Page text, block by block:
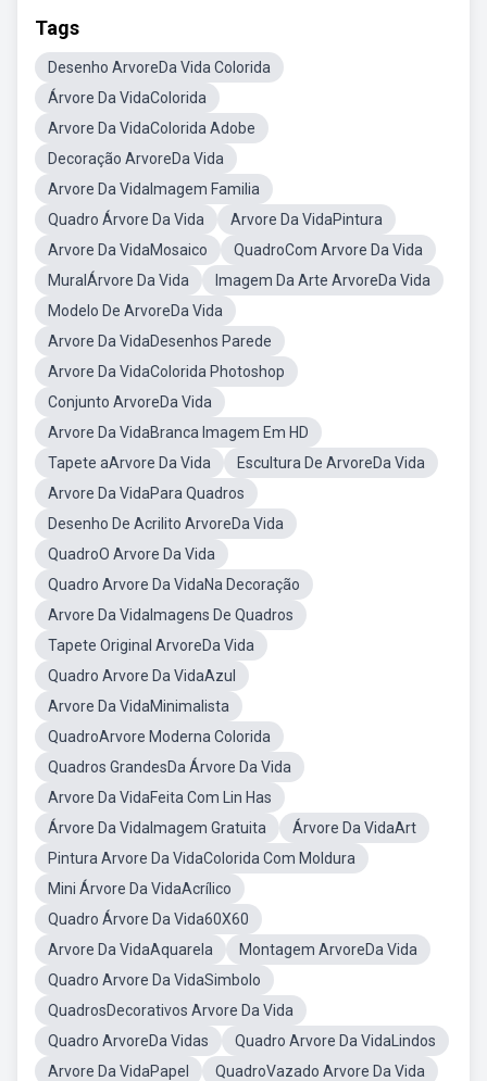
Tags
Desenho ArvoreDa Vida Colorida
Árvore Da VidaColorida
Arvore Da VidaColorida Adobe
Decoração ArvoreDa Vida
Arvore Da VidaImagem Familia
Quadro Árvore Da Vida
Arvore Da VidaPintura
Arvore Da VidaMosaico
QuadroCom Arvore Da Vida
MuralÁrvore Da Vida
Imagem Da Arte ArvoreDa Vida
Modelo De ArvoreDa Vida
Arvore Da VidaDesenhos Parede
Arvore Da VidaColorida Photoshop
Conjunto ArvoreDa Vida
Arvore Da VidaBranca Imagem Em HD
Tapete aArvore Da Vida
Escultura De ArvoreDa Vida
Arvore Da VidaPara Quadros
Desenho De Acrilito ArvoreDa Vida
QuadroO Arvore Da Vida
Quadro Arvore Da VidaNa Decoração
Arvore Da VidaImagens De Quadros
Tapete Original ArvoreDa Vida
Quadro Arvore Da VidaAzul
Arvore Da VidaMinimalista
QuadroArvore Moderna Colorida
Quadros GrandesDa Árvore Da Vida
Arvore Da VidaFeita Com Lin Has
Árvore Da VidaImagem Gratuita
Árvore Da VidaArt
Pintura Arvore Da VidaColorida Com Moldura
Mini Árvore Da VidaAcrílico
Quadro Árvore Da Vida60X60
Arvore Da VidaAquarela
Montagem ArvoreDa Vida
Quadro Arvore Da VidaSimbolo
QuadrosDecorativos Arvore Da Vida
Quadro ArvoreDa Vidas
Quadro Arvore Da VidaLindos
Arvore Da VidaPapel
QuadroVazado Arvore Da Vida